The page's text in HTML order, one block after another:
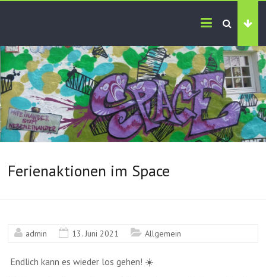
Ferienaktionen im Space
admin 13. Juni 2021 Allgemein
Endlich kann es wieder los gehen! ☀️